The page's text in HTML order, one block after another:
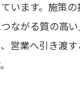
います。施策
ながる質の高い
営業へ引き渡